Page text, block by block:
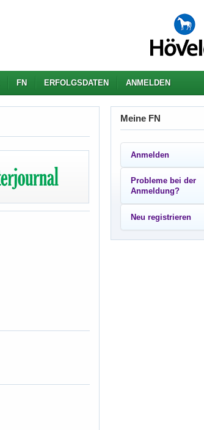
FN ERFOLGSDATEN ANMELDEN
Meine FN
Anmelden
Probleme bei der
Anmeldung?
Neu registrieren